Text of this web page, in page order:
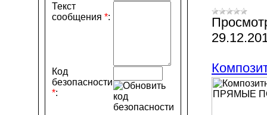
Текст
сообщения *:
Код
безопасности
*: